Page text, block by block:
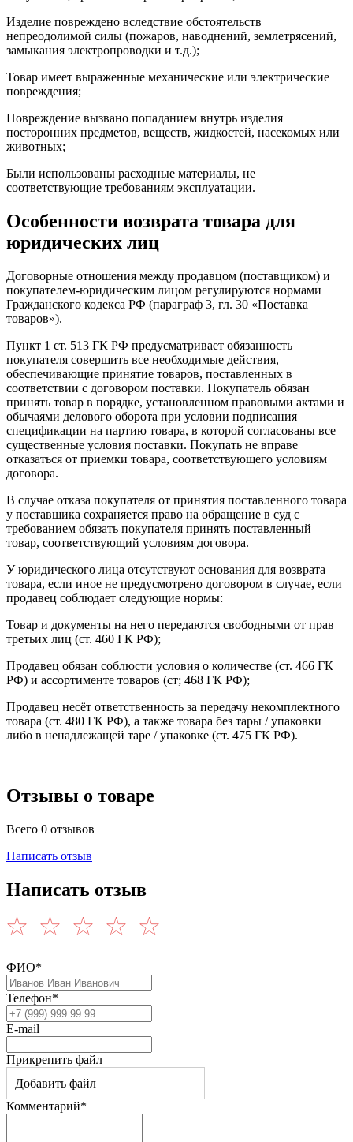
Изделие повреждено вследствие обстоятельств
непреодолимой силы (пожаров, наводнений, землетрясений,
замыкания электропроводки и т.д.);
Товар имеет выраженные механические или электрические
повреждения;
Повреждение вызвано попаданием внутрь изделия
посторонних предметов, веществ, жидкостей, насекомых или
животных;
Были использованы расходные материалы, не
соответствующие требованиям эксплуатации.
Особенности возврата товара для
юридических лиц
Договорные отношения между продавцом (поставщиком) и
покупателем-юридическим лицом регулируются нормами
Гражданского кодекса РФ (параграф 3, гл. 30 «Поставка
товаров»).
Пункт 1 ст. 513 ГК РФ предусматривает обязанность
покупателя совершить все необходимые действия,
обеспечивающие принятие товаров, поставленных в
соответствии с договором поставки. Покупатель обязан
принять товар в порядке, установленном правовыми актами и
обычаями делового оборота при условии подписания
спецификации на партию товара, в которой согласованы все
существенные условия поставки. Покупать не вправе
отказаться от приемки товара, соответствующего условиям
договора.
В случае отказа покупателя от принятия поставленного товара
у поставщика сохраняется право на обращение в суд с
требованием обязать покупателя принять поставленный
товар, соответствующий условиям договора.
У юридического лица отсутствуют основания для возврата
товара, если иное не предусмотрено договором в случае, если
продавец соблюдает следующие нормы:
Товар и документы на него передаются свободными от прав
третьих лиц (ст. 460 ГК РФ);
Продавец обязан соблюсти условия о количестве (ст. 466 ГК
РФ) и ассортименте товаров (ст; 468 ГК РФ);
Продавец несёт ответственность за передачу некомплектного
товара (ст. 480 ГК РФ), а также товара без тары / упаковки
либо в ненадлежащей таре / упаковке (ст. 475 ГК РФ).
Отзывы о товаре
Всего 0 отзывов
Написать отзыв
Написать отзыв
ФИО*
Телефон*
E-mail
Прикрепить файл
Добавить файл
Комментарий*